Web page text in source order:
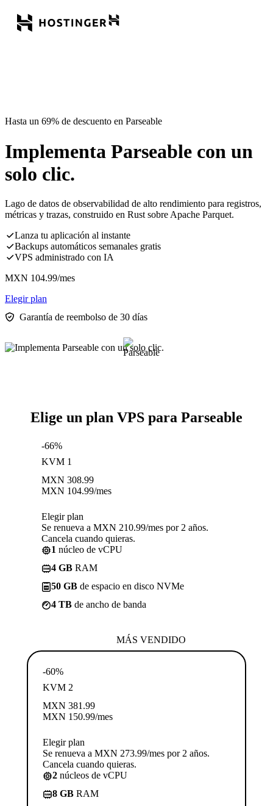
Hasta un 69% de descuento en Parseable
Implementa Parseable con un
solo clic.
Lago de datos de observabilidad de alto rendimiento para registros,
métricas y trazas, construido en Rust sobre Apache Parquet.
Lanza tu aplicación al instante
Backups automáticos semanales gratis
VPS administrado con IA
MXN 104.99/mes
Elegir plan
Garantía de reembolso de 30 días
Elige un plan VPS para Parseable
-66%
KVM 1
MXN 308.99
MXN 104.99/mes
Elegir plan
Se renueva a MXN 210.99/mes por 2 años.
Cancela cuando quieras.
1 núcleo de vCPU
4 GB RAM
50 GB de espacio en disco NVMe
4 TB de ancho de banda
MÁS VENDIDO
-60%
KVM 2
MXN 381.99
MXN 150.99/mes
Elegir plan
Se renueva a MXN 273.99/mes por 2 años.
Cancela cuando quieras.
2 núcleos de vCPU
8 GB RAM